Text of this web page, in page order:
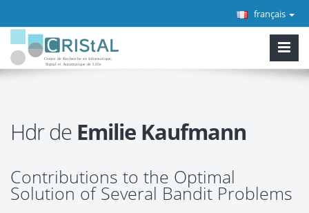
français
Hdr de Emilie Kaufmann
Contributions to the Optimal
Solution of Several Bandit Problems